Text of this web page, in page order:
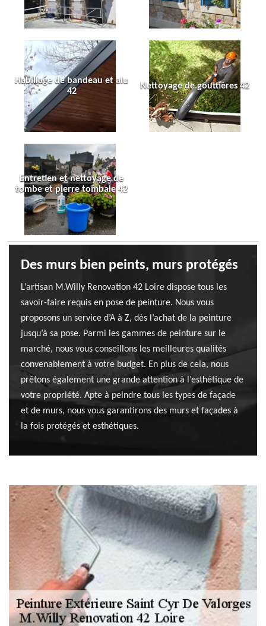
Habillage de bandeau et alu
42
Nettoyage de gouttières 42
Entretien et nettoyage de
tombe et pierre tombale 42
Des murs bien peints, murs protégés
L’artisan M.Willy Renovation 42 Loire dispose tous les
savoir-faire requis en pose de peinture. Nous vous
proposons un service d’A à Z, dès l’achat de la peinture
jusqu’à sa pose. Parmi les gammes de peinture sur le
marché, nous vous conseillons les meilleures qualités
convenablement à votre budget. En plus de cela, nous
prêtons également une grande attention à l’esthétique de
votre propriété. Apte à peindre tous les types de façade
et de murs, nous vous garantirons des murs et façades à
la fois protégés et esthétiques.